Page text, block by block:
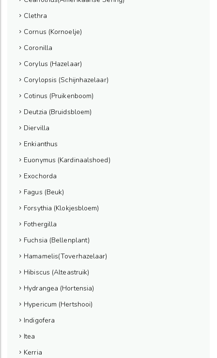
Clethra
Cornus (Kornoelje)
Coronilla
Corylus (Hazelaar)
Corylopsis (Schijnhazelaar)
Cotinus (Pruikenboom)
Deutzia (Bruidsbloem)
Diervilla
Enkianthus
Euonymus (Kardinaalshoed)
Exochorda
Fagus (Beuk)
Forsythia (Klokjesbloem)
Fothergilla
Fuchsia (Bellenplant)
Hamamelis(Toverhazelaar)
Hibiscus (Alteastruik)
Hydrangea (Hortensia)
Hypericum (Hertshooi)
Indigofera
Itea
Kerria